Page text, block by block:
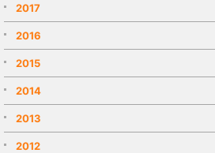
2017
2016
2015
2014
2013
2012